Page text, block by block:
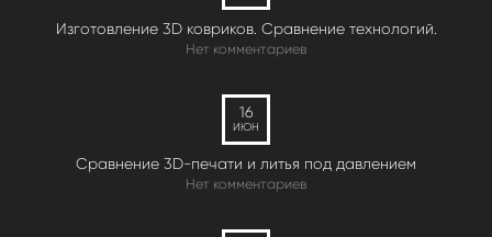
Изготовление 3D ковриков. Сравнение технологий.
Нет комментариев
16
ИЮН
Сравнение 3D-печати и литья под давлением
Нет комментариев